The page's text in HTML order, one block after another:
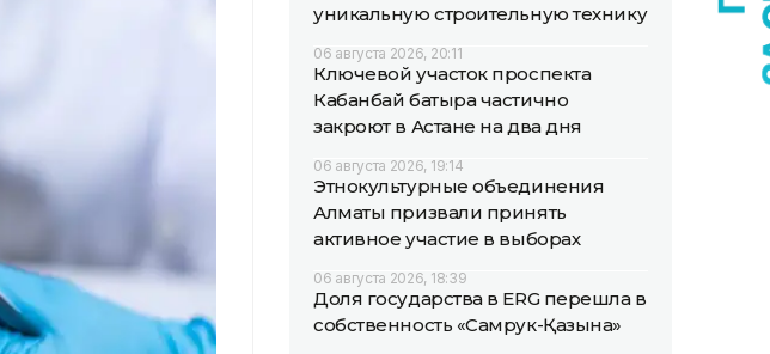
уникальную строительную технику
06 августа 2026, 20:11
Ключевой участок проспекта
Кабанбай батыра частично
закроют в Астане на два дня
06 августа 2026, 19:14
Этнокультурные объединения
Алматы призвали принять
активное участие в выборах
06 августа 2026, 18:39
Доля государства в ERG перешла в
собственность «Самрук-Қазына»